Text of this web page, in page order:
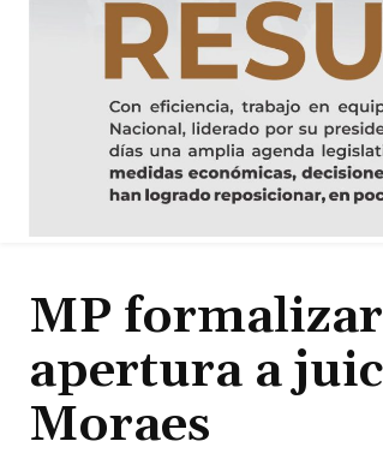
MP
apertura a
Moraes